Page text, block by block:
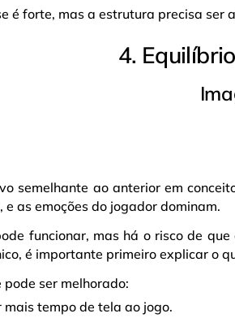
é forte, mas a estrutura precisa ser
4.
semelhante ao anterior em
e as emoções do jogador dominam.
funcionar, mas há o risco de
é importante primeiro explicar o
pode ser melhorado:
mais tempo de tela ao jogo.